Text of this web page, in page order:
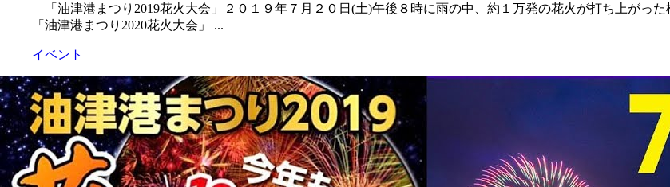
「油津港まつり2019花火大会」２０１９年７月２０日(土)午後８時に雨の中、約１万発の花火が打ち上が
「油津港まつり2020花火大会」 ...
イベント